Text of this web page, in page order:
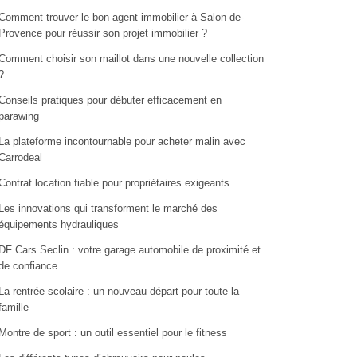
trouver le bon agent immobilier à Salon-de-
Provence pour réussir son projet immobilier ?
choisir son maillot dans une nouvelle collection
pratiques pour débuter efficacement en
La plateforme incontournable pour acheter malin avec
location fiable pour propriétaires exigeants
Les innovations qui transforment le marché des
hydrauliques
DF Cars Seclin : votre garage automobile de proximité et
confiance
La rentrée scolaire : un nouveau départ pour toute la
Montre de sport : un outil essentiel pour le fitness